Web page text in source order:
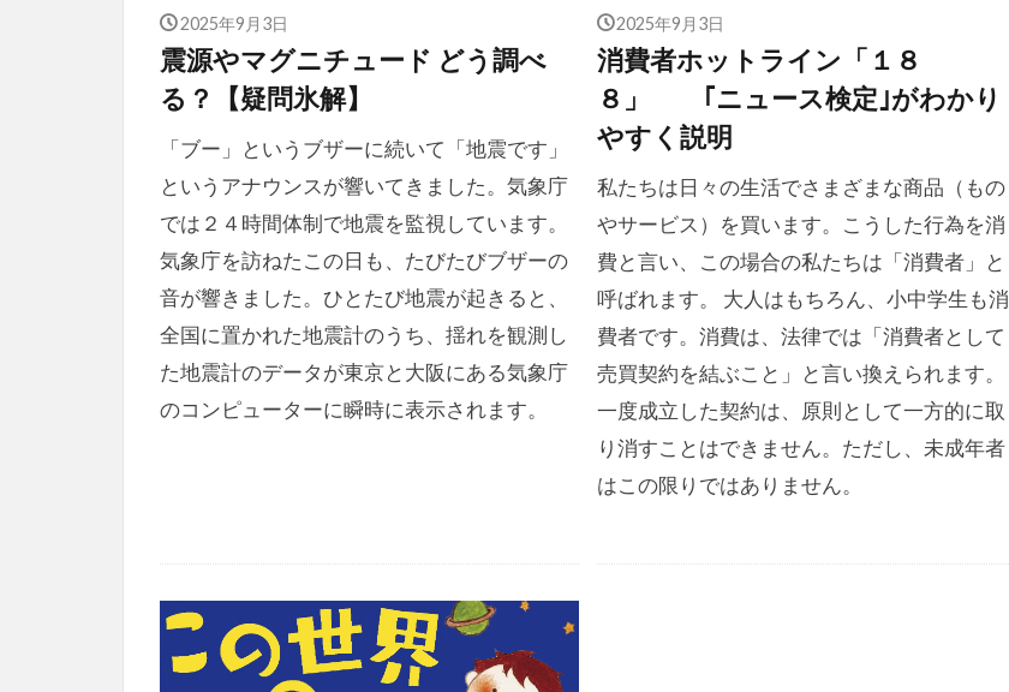
2025年9月3日
震源やマグニチュード どう調べ
る？【疑問氷解】
「ブー」というブザーに続いて「地震です」
というアナウンスが響いてきました。気象庁
では２４時間体制で地震を監視しています。
気象庁を訪ねたこの日も、たびたびブザーの
音が響きました。ひとたび地震が起きると、
全国に置かれた地震計のうち、揺れを観測し
た地震計のデータが東京と大阪にある気象庁
のコンピューターに瞬時に表示されます。
2025年9月3日
消費者ホットライン「１８
８」 ｢ニュース検定｣がわかり
やすく説明
私たちは日々の生活でさまざまな商品（もの
やサービス）を買います。こうした行為を消
費と言い、この場合の私たちは「消費者」と
呼ばれます。 大人はもちろん、小中学生も消
費者です。消費は、法律では「消費者として
売買契約を結ぶこと」と言い換えられます。
一度成立した契約は、原則として一方的に取
り消すことはできません。ただし、未成年者
はこの限りではありません。